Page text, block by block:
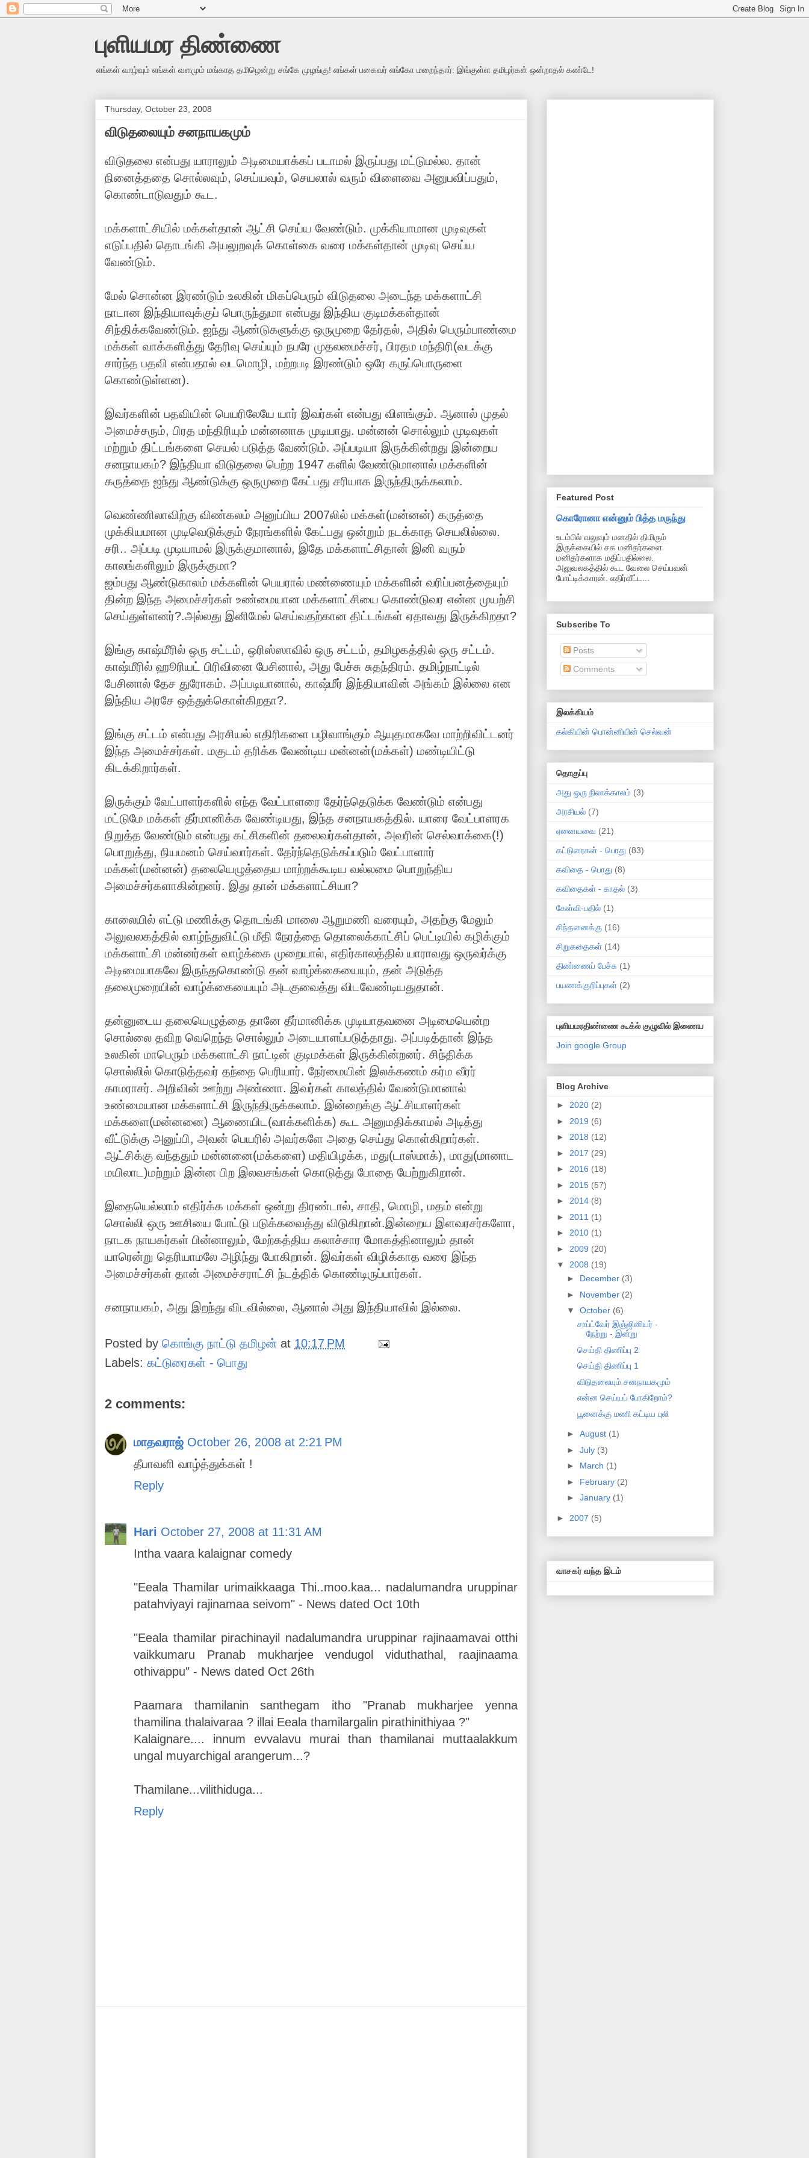
புளியமர திண்ணை
எங்கள் வாழ்வும் எங்கள் வளமும் மங்காத தமிழென்று சங்கே முழங்கு! எங்கள் பகைவர் எங்கோ மறைந்தார்: இங்குள்ள தமிழர்கள் ஒன்றாதல் கண்டே!
Thursday, October 23, 2008
விடுதலையும் சனநாயகமும்
விடுதலை என்பது யாராலும் அடிமையாக்கப் படாமல் இருப்பது மட்டுமல்ல. தான்
நினைத்ததை சொல்லவும், செய்யவும், செயலால் வரும் விளைவை அனுபவிப்பதும்,
கொண்டாடுவதும் கூட.
மக்களாட்சியில் மக்கள்தான் ஆட்சி செய்ய வேண்டும். முக்கியாமான முடிவுகள்
எடுப்பதில் தொடங்கி அயலுறவுக் கொள்கை வரை மக்கள்தான் முடிவு செய்ய
வேண்டும்.
மேல் சொன்ன இரண்டும் உலகின் மிகப்பெரும் விடுதலை அடைந்த மக்களாட்சி
நாடான இந்தியாவுக்குப் பொருந்துமா என்பது இந்திய குடிமக்கள்தான்
சிந்திக்கவேண்டும். ஐந்து ஆண்டுகளுக்கு ஒருமுறை தேர்தல், அதில் பெரும்பாண்மை
மக்கள் வாக்களித்து தேரிவு செய்யும் நபரே முதலமைச்சர், பிரதம மந்திரி(வடக்கு
சார்ந்த பதவி என்பதால் வடமொழி, மற்றபடி இரண்டும் ஒரே கருப்பொருளை
கொண்டுள்ளன).
இவர்களின் பதவியின் பெயரிலேயே யார் இவர்கள் என்பது விளங்கும். ஆனால் முதல்
அமைச்சரும், பிரத மந்திரியும் மன்னனாக முடியாது. மன்னன் சொல்லும் முடிவுகள்
மற்றும் திட்டங்களை செயல் படுத்த வேண்டும். அப்படியா இருக்கின்றது இன்றைய
சனநாயகம்? இந்தியா விடுதலை பெற்ற 1947 களில் வேண்டுமானால் மக்களின்
கருத்தை ஐந்து ஆண்டுக்கு ஒருமுறை கேட்பது சரியாக இருந்திருக்கலாம்.
வெண்ணிலாவிற்கு விண்கலம் அனுப்பிய 2007லில் மக்கள்(மன்னன்) கருத்தை
முக்கியமான முடிவெடுக்கும் நேரங்களில் கேட்பது ஒன்றும் நடக்காத செயலில்லை.
சரி.. அப்படி முடியாமல் இருக்குமானால், இதே மக்களாட்சிதான் இனி வரும்
காலங்களிலும் இருக்குமா?
ஐம்பது ஆண்டுகாலம் மக்களின் பெயரால் மண்ணையும் மக்களின் வரிப்பனத்தையும்
தின்ற இந்த அமைச்சர்கள் உண்மையான மக்களாட்சியை கொண்டுவர என்ன முயற்சி
செய்துள்ளனர்?.அல்லது இனிமேல் செய்வதற்கான திட்டங்கள் ஏதாவது இருக்கிறதா?
இங்கு காஷ்மீரில் ஒரு சட்டம், ஒரிஸ்ஸாவில் ஒரு சட்டம், தமிழகத்தில் ஒரு சட்டம்.
காஷ்மீரில் ஹூரியட் பிரிவினை பேசினால், அது பேச்சு சுதந்திரம். தமிழ்நாட்டில்
பேசினால் தேச துரோகம். அப்படியானால், காஷ்மீர் இந்தியாவின் அங்கம் இல்லை என
இந்திய அரசே ஒத்துக்கொள்கிறதா?.
இங்கு சட்டம் என்பது அரசியல் எதிரிகளை பழிவாங்கும் ஆயுதமாகவே மாற்றிவிட்டனர்
இந்த அமைச்சர்கள். மகுடம் தரிக்க வேண்டிய மன்னன்(மக்கள்) மண்டியிட்டு
கிடக்கிறார்கள்.
இருக்கும் வேட்பாளர்களில் எந்த வேட்பாளரை தேர்ந்தெடுக்க வேண்டும் என்பது
மட்டுமே மக்கள் தீர்மானிக்க வேண்டியது, இந்த சனநாயகத்தில். யாரை வேட்பாளரக
நிறுத்த வேண்டும் என்பது கட்சிகளின் தலைவர்கள்தான், அவரின் செல்வாக்கை(!)
பொறுத்து, நியமனம் செய்வார்கள். தேர்ந்தெடுக்கப்படும் வேட்பாளார்
மக்கள்(மன்னன்) தலையெழுத்தைய மாற்றக்கூடிய வல்லமை பொறுந்திய
அமைச்சர்களாகின்றனர். இது தான் மக்களாட்சியா?
காலையில் எட்டு மணிக்கு தொடங்கி மாலை ஆறுமணி வரையும், அதற்கு மேலும்
அலுவலகத்தில் வாழ்ந்துவிட்டு மீதி நேரத்தை தொலைக்காட்சிப் பெட்டியில் கழிக்கும்
மக்களாட்சி மன்னர்கள் வாழ்க்கை முறையால், எதிர்காலத்தில் யாராவது ஒருவர்க்கு
அடிமையாகவே இருந்துகொண்டு தன் வாழ்க்கையையும், தன் அடுத்த
தலைமுறையின் வாழ்க்கையையும் அடகுவைத்து விடவேண்டியதுதான்.
தன்னுடைய தலையெழுத்தை தானே தீர்மானிக்க முடியாதவனை அடிமையென்ற
சொல்லை தவிற வெறெந்த சொல்லும் அடையாளப்படுத்தாது. அப்படித்தான் இந்த
உலகின் மாபெரும் மக்களாட்சி நாட்டின் குடிமக்கள் இருக்கின்றனர். சிந்திக்க
சொல்லில் கொடுத்தவர் தந்தை பெரியார். நேர்மையின் இலக்கணம் கர்ம வீரர்
காமராசர். அறிவின் ஊற்று அண்ணா. இவர்கள் காலத்தில் வேண்டுமானால்
உண்மையான மக்களாட்சி இருந்திருக்கலாம். இன்றைக்கு ஆட்சியாளர்கள்
மக்களை(மன்னனை) ஆணையிட(வாக்களிக்க) கூட அனுமதிக்காமல் அடித்து
வீட்டுக்கு அனுப்பி, அவன் பெயரில் அவர்களே அதை செய்து கொள்கிறார்கள்.
ஆட்சிக்கு வந்ததும் மன்னனை(மக்களை) மதியிழக்க, மது(டாஸ்மாக்), மாது(மானாட
மயிலாட)மற்றும் இன்ன பிற இலவசங்கள் கொடுத்து போதை யேற்றுகிறான்.
இதையெல்லாம் எதிர்க்க மக்கள் ஒன்று திரண்டால், சாதி, மொழி, மதம் என்று
சொல்லி ஒரு ஊசியை போட்டு படுக்கவைத்து விடுகிறான்.இன்றைய இளவரசர்களோ,
நாடக நாயகர்கள் பின்னாலும், மேற்கத்திய கலாச்சார மோகத்தினாலும் தான்
யாரென்று தெரியாமலே அழிந்து போகிறான். இவர்கள் விழிக்காத வரை இந்த
அமைச்சர்கள் தான் அமைச்சராட்சி ந்டத்திக் கொண்டிருப்பார்கள்.
சனநாயகம், அது இறந்து விடவில்லை, ஆனால் அது இந்தியாவில் இல்லை.
Posted by கொங்கு நாட்டு தமிழன் at 10:17 PM
Labels: கட்டுரைகள் - பொது
2 comments:
மாதவராஜ் October 26, 2008 at 2:21 PM
தீபாவளி வாழ்த்துக்கள் !
Reply
Hari October 27, 2008 at 11:31 AM
Intha vaara kalaignar comedy
"Eeala Thamilar urimaikkaaga Thi..moo.kaa... nadalumandra uruppinar
patahviyayi rajinamaa seivom" - News dated Oct 10th
"Eeala thamilar pirachinayil nadalumandra uruppinar rajinaamavai otthi
vaikkumaru Pranab mukharjee vendugol viduthathal, raajinaama
othivappu" - News dated Oct 26th
Paamara thamilanin santhegam itho "Pranab mukharjee yenna
thamilina thalaivaraa ? illai Eeala thamilargalin pirathinithiyaa ?"
Kalaignare.... innum evvalavu murai than thamilanai muttaalakkum
ungal muyarchigal arangerum...?
Thamilane...vilithiduga...
Reply
Featured Post
கொரோனா என்னும் பித்த மருந்து
உடம்பில் வலுவும் மனதில் திமிரும்
இருக்கையில் சக மனிதர்களை
மனிதர்களாக மதிப்பதில்லை.
அலுவலகத்தில் கூட வேலை செய்பவன்
போட்டிக்காரன். எதிர்வீட்ட...
Subscribe To
Posts
Comments
இலக்கியம்
கல்கியின் பொன்னியின் செல்வன்
தொகுப்பு
அது ஒரு நிலாக்காலம் (3)
அரசியல் (7)
ஏனையவை (21)
கட்டுரைகள் - பொது (83)
கவிதை - பொது (8)
கவிதைகள் - காதல் (3)
கேள்வி-பதில் (1)
சிந்தனைக்கு (16)
சிறுகதைகள் (14)
திண்ணைப் பேச்சு (1)
பயணக்குறிப்புகள் (2)
புளியமரதிண்ணை கூக்ல் குழுவில் இணைய
Join google Group
Blog Archive
► 2020 (2)
► 2019 (6)
► 2018 (12)
► 2017 (29)
► 2016 (18)
► 2015 (57)
► 2014 (8)
► 2011 (1)
► 2010 (1)
► 2009 (20)
▼ 2008 (19)
► December (3)
► November (2)
▼ October (6)
சாப்ட்வேர் இஞ்ஜினியர் -
நேற்று - இன்று
செய்தி திணிப்பு 2
செய்தி திணிப்பு 1
விடுதலையும் சனநாயகமும்
என்ன செய்யப் போகிறோம்?
பூனைக்கு மணி கட்டிய புலி
► August (1)
► July (3)
► March (1)
► February (2)
► January (1)
► 2007 (5)
வாசகர் வந்த இடம்